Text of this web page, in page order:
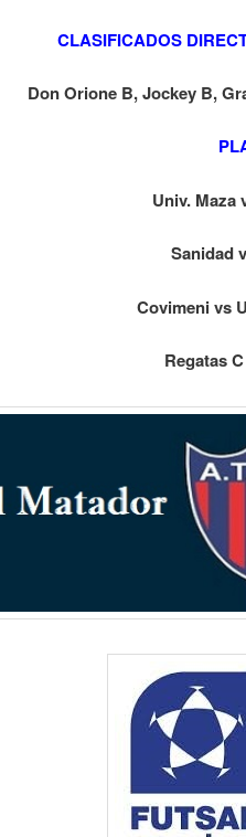
CLASIFICADOS
Don Orione B, Jockey B,
Univ. Maza
Sanidad
Covimeni vs
Regatas